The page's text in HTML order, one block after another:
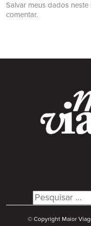
Salvar meus dados
comentar.
Search
for:
© Copyright Maior